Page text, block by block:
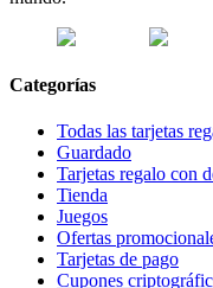
Categorías
Todas las tarjetas
Guardado
Tarjetas regalo con
Tienda
Juegos
Ofertas
Tarjetas de pago
Cupones